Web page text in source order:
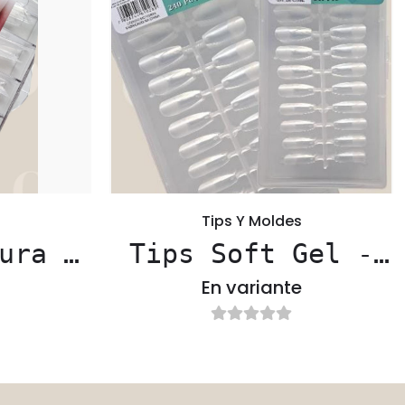
C
Tips Y Moldes
Tips Soft Gel -
M&C
En variante